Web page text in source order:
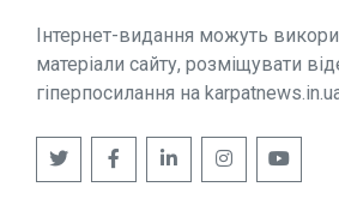
Інтернет-видання можуть
матеріали сайту, розміщувати
гіперпосилання на